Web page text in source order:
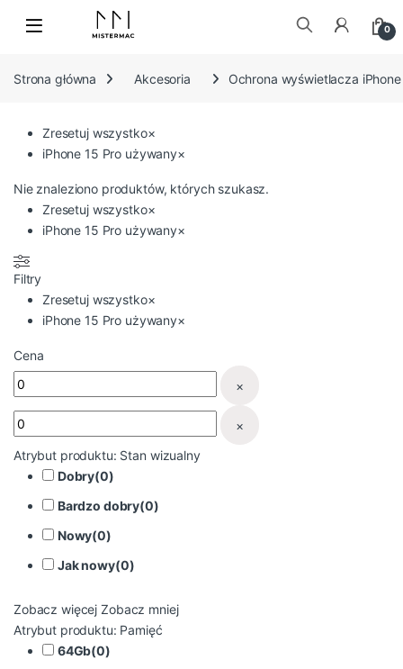
Skip to navigation
0
Strona główna
Akcesoria Ochrona wyświetlacza iPhone
Zresetuj wszystko×
iPhone 15 Pro używany×
Nie znaleziono produktów, których szukasz.
Zresetuj wszystko×
iPhone 15 Pro używany×
Filtry
Zresetuj wszystko×
iPhone 15 Pro używany×
Cena
×
×
Atrybut produktu: Stan wizualny
Dobry(0)
Bardzo dobry(0)
Nowy(0)
Jak nowy(0)
Zobacz więcej Zobacz mniej
Atrybut produktu: Pamięć
64Gb(0)